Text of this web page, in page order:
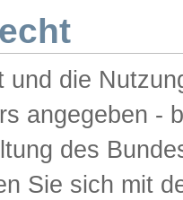
und die
angegeben -
des
Sie sich mit